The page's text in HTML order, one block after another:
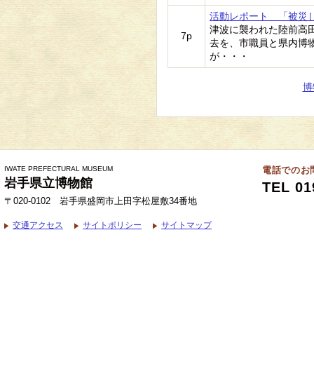
7p
活動レポート 「被災
津波に襲われた陸前高
去を、市職員と県内博
が・・・
IWATE PREFECTURAL MUSEUM
岩手県立博物館
〒020-0102 岩手県盛岡市上田字松屋敷34番地
電話でのお
TEL
交通アクセス サイトポリシー サイトマップ